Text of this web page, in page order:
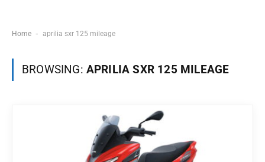
Home - aprilia sxr 125 mileage
BROWSING: APRILIA SXR 125 MILEAGE